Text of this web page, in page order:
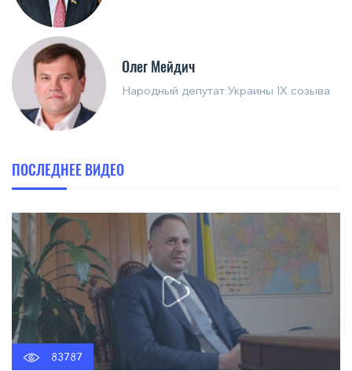
Олег Мейдич
Народный депутат Украины IX созыва
ПОСЛЕДНЕЕ ВИДЕО
83787